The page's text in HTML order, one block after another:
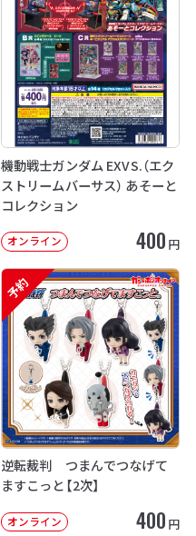
機動戦士ガンダム EXVS.（エク
ストリームバーサス） あそーと
コレクション
オンライン 400 円
予約
逆転裁判 つまんでつなげて
ますこっと【2次】
オンライン 400 円